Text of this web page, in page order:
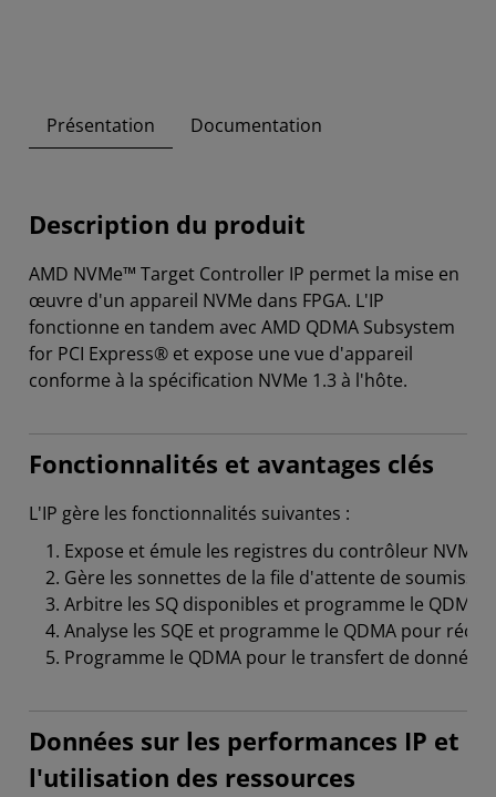
Présentation Documentation
Description du produit
AMD NVMe™ Target Controller IP permet la mise en
œuvre d'un appareil NVMe dans FPGA. L'IP
fonctionne en tandem avec AMD QDMA Subsystem
for PCI Express® et expose une vue d'appareil
conforme à la spécification NVMe 1.3 à l'hôte.
Fonctionnalités et avantages clés
L'IP gère les fonctionnalités suivantes :
Expose et émule les registres du contrôleur NVMe
Gère les sonnettes de la file d'attente de
Arbitre les SQ disponibles et programme le
Analyse les SQE et programme le QDMA pour
Programme le QDMA pour le transfert de
Données sur les performances IP et
l'utilisation des ressources